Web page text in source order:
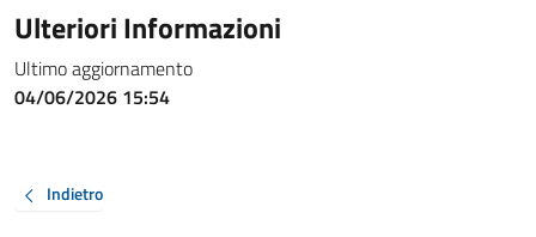
Ulteriori Informazioni
Ultimo aggiornamento
04/06/2026 15:54
Indietro